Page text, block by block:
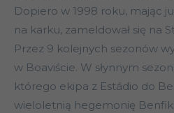
Dopiero w 1998 roku, mając
na karku, zameldował się na
Przez 9 kolejnych sezonów
w Boaviście. W słynnym
którego ekipa z Estádio do
wieloletnią hegemonię